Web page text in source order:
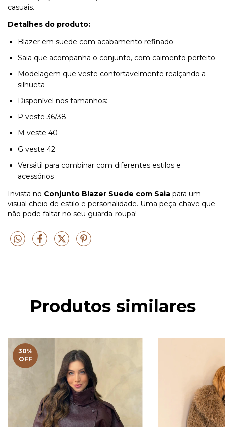
casuais.
Detalhes do produto:
Blazer em suede com acabamento refinado
Saia que acompanha o conjunto, com caimento perfeito
Modelagem que veste confortavelmente realçando a
silhueta
Disponível nos tamanhos:
P veste 36/38
M veste 40
G veste 42
Versátil para combinar com diferentes estilos e
acessórios
Invista no Conjunto Blazer Suede com Saia para um
visual cheio de estilo e personalidade. Uma peça-chave que
não pode faltar no seu guarda-roupa!
Produtos similares
30%
OFF